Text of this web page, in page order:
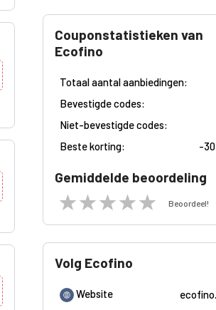
Couponstatistieken van
Ecofino
Totaal aantal aanbiedingen:
Bevestigde codes:
Niet-bevestigde codes:
Beste korting:
-
Gemiddelde beoordeling
Beoordeel!
Volg Ecofino
Website